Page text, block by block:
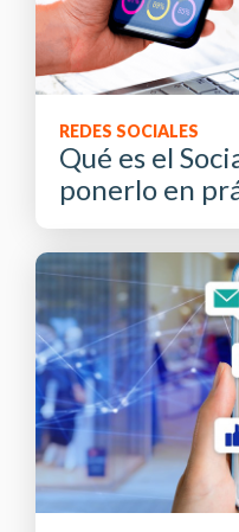
REDES SOCIALES
Qué es el
ponerlo en